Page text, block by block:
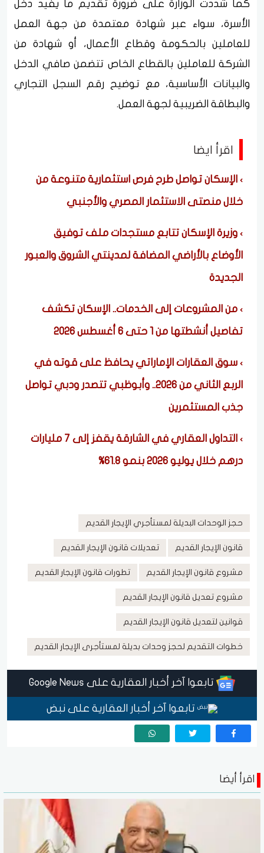
كما شددت الوزارة على ضرورة تقديم ما يفيد دخل
الأسرة، سواء عبر شهادة معتمدة من جهة العمل
للعاملين بالحكومة وقطاع الأعمال، أو شهادة من
الشركة للعاملين بالقطاع الخاص تتضمن صافي الدخل
والبيانات الأساسية، مع توضيح رقم السجل التجاري
والبطاقة الضريبية لجهة العمل.
اقرأ ايضا
الإسكان تواصل طرح فرص استثمارية متنوعة من
خلال منصتى الاستثمار المصري والأجنبي
وزيرة الإسكان تتابع مستجدات ملف توفيق
الأوضاع بالأراضي المضافة لمدينتي الشروق والعبور
الجديدة
من المشروعات إلى الخدمات.. الإسكان تكشف
تفاصيل أنشطتها من 1 حتى 6 أغسطس 2026
سوق العقارات الإماراتي يحافظ على قوته في
الربع الثاني من 2026.. وأبوظبي تتصدر ودبي تواصل
جذب المستثمرين
التداول العقاري في الشارقة يقفز إلى 7 مليارات
درهم خلال يوليو 2026 بنمو 61.8%
حجز الوحدات البديلة لمستأجري الإيجار القديم
قانون الإيجار القديم تعديلات قانون الإيجار القديم
مشروع قانون الإيجار القديم تطورات قانون الإيجار القديم
مشروع تعديل قانون الإيجار القديم
قوانين لتعديل قانون الإيجار القديم
خطوات التقديم لحجز وحدات بديلة لمستأجرى الإيجار القديم
تابعوا آخر أخبار العقارية على Google News
تابعوا آخر أخبار العقارية على نبض
اقرأ أيضا